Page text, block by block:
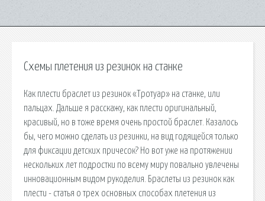
Схемы плетения из резинок на станке
Как плести браслет из резинок «Тротуар» на станке, или
пальцах. Дальше я расскажу, как плести оригинальный,
красивый, но в тоже время очень простой браслет. Казалось
бы, чего можно сделать из резинки, на вид годящейся только
для фиксации детских причесок? Но вот уже на протяжении
нескольких лет подростки по всему миру повально увлечены
инновационным видом рукоделия. Браслеты из резинок как
плести - статья о трех основных способах плетения из